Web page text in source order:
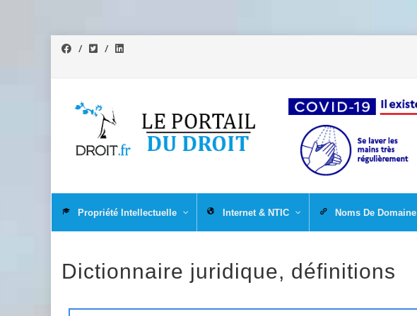
Propriété Intellectuelle Internet & NTIC Noms De Domaine
Dictionnaire juridique, définitions